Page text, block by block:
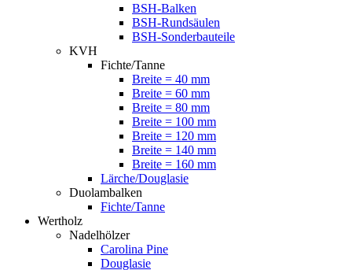
BSH-Balken
BSH-Rundsäulen
BSH-Sonderbauteile
KVH
Fichte/Tanne
Breite = 40 mm
Breite = 60 mm
Breite = 80 mm
Breite = 100 mm
Breite = 120 mm
Breite = 140 mm
Breite = 160 mm
Lärche/Douglasie
Duolambalken
Fichte/Tanne
Wertholz
Nadelhölzer
Carolina Pine
Douglasie